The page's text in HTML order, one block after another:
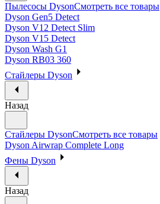
Пылесосы DysonСмотреть все товары
Dyson Gen5 Detect
Dyson V12 Detect Slim
Dyson V15 Detect
Dyson Wash G1
Dyson RB03 360
Стайлеры Dyson
Назад
Стайлеры DysonСмотреть все товары
Dyson Airwrap Complete Long
Фены Dyson
Назад